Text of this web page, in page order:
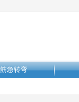
急转弯